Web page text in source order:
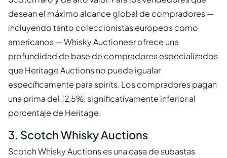
desean el máximo alcance global de compradores —
incluyendo tanto coleccionistas europeos como
americanos — Whisky Auctioneer ofrece una
profundidad de base de compradores especializados
que Heritage Auctions no puede igualar
específicamente para spirits. Los compradores pagan
una prima del 12,5%, significativamente inferior al
porcentaje de Heritage.
3. Scotch Whisky Auctions
Scotch Whisky Auctions es una casa de subastas